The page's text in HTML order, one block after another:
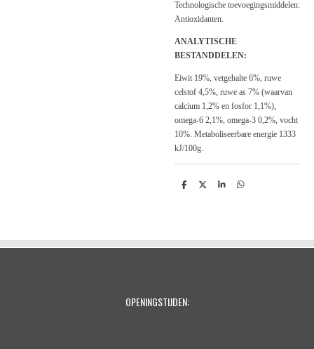
Technologische toevoegingsmiddelen:
Antioxidanten.
ANALYTISCHE
BESTANDDELEN:
Eiwit 19%, vetgehalte 6%, ruwe
celstof 4,5%, ruwe as 7% (waarvan
calcium 1,2% en fosfor 1,1%),
omega-6 2,1%, omega-3 0,2%, vocht
10%. Metaboliseerbare energie 1333
kJ/100g.
D
D
S
D
OPENINGSTIJDEN: